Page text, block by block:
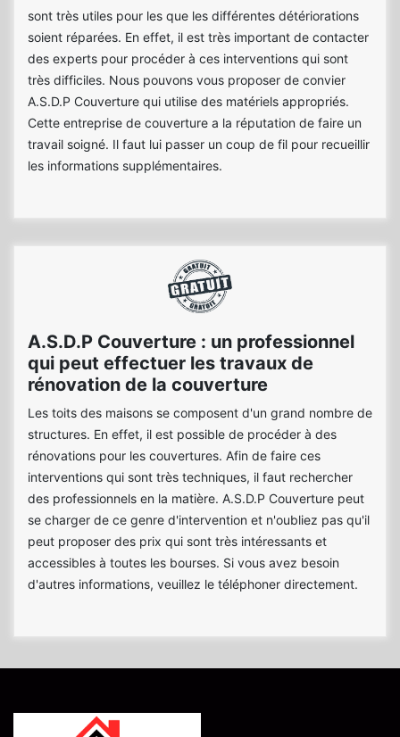
sont très utiles pour les que les différentes détériorations
soient réparées. En effet, il est très important de contacter
des experts pour procéder à ces interventions qui sont
très difficiles. Nous pouvons vous proposer de convier
A.S.D.P Couverture qui utilise des matériels appropriés.
Cette entreprise de couverture a la réputation de faire un
travail soigné. Il faut lui passer un coup de fil pour recueillir
les informations supplémentaires.
A.S.D.P Couverture : un professionnel
qui peut effectuer les travaux de
rénovation de la couverture
Les toits des maisons se composent d'un grand nombre de
structures. En effet, il est possible de procéder à des
rénovations pour les couvertures. Afin de faire ces
interventions qui sont très techniques, il faut rechercher
des professionnels en la matière. A.S.D.P Couverture peut
se charger de ce genre d'intervention et n'oubliez pas qu'il
peut proposer des prix qui sont très intéressants et
accessibles à toutes les bourses. Si vous avez besoin
d'autres informations, veuillez le téléphoner directement.